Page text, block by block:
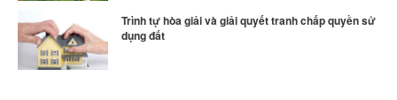
Trình tự hòa giải và giải quyết tranh chấp quyền sử
dụng đất